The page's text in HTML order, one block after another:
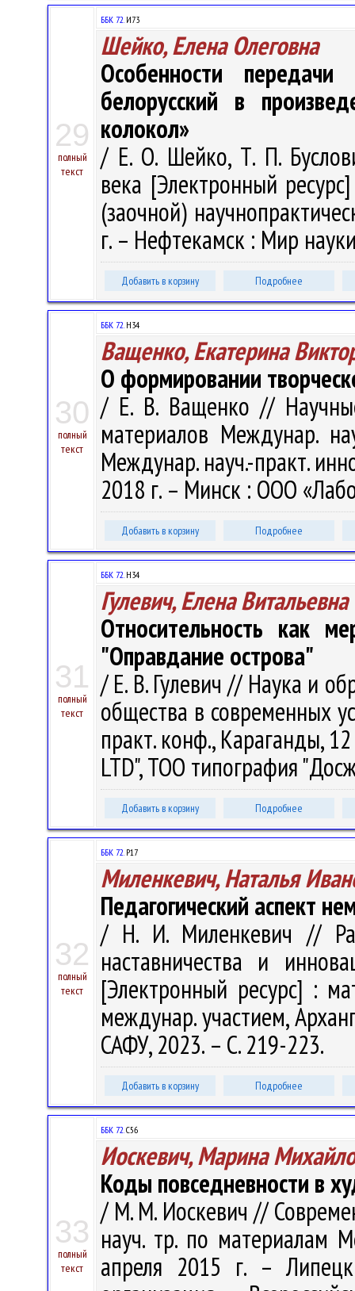
29
полный
текст
ББК 72.И73
Шейко, Елена Олеговна
Особенности
белорусский в
колокол»
/ Е. О. Шейко, Т. П.
века [Электронный
(заочной)
г. – Нефтекамск : Мир
Добавить в корзину Подробнее
30
полный
текст
ББК 72.Н34
Ващенко, Екатерина
О формировании
/ Е. В. Ващенко //
материалов Междунар.
Междунар. науч.-практ.
2018 г. – Минск : ООО
Добавить в корзину Подробнее
31
полный
текст
ББК 72.Н34
Гулевич, Елена Витальевна
Относительность как
"Оправдание острова"
/ Е. В. Гулевич // Наука и
общества в современных
практ. конф., Караганды,
LTD", ТОО типография
Добавить в корзину Подробнее
32
полный
текст
ББК 72.Р17
Миленкевич, Наталья
Педагогический аспект
/ Н. И. Миленкевич //
наставничества и
[Электронный ресурс] :
междунар. участием,
САФУ, 2023. – С. 219-223.
Добавить в корзину Подробнее
33
полный
текст
ББК 72.С56
Иоскевич, Марина
Коды повседневности в
/ М. М. Иоскевич //
науч. тр. по материалам
апреля 2015 г. –